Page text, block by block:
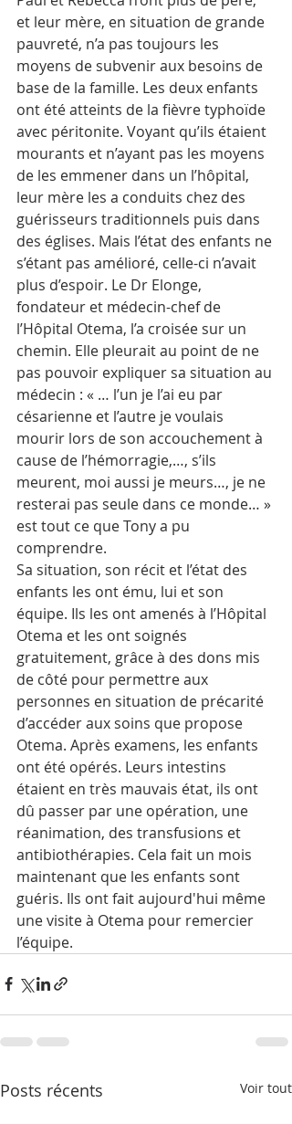
et leur mère, en situation de grande
pauvreté, n’a pas toujours les
moyens de subvenir aux besoins de
base de la famille. Les deux enfants
ont été atteints de la fièvre typhoïde
avec péritonite. Voyant qu’ils étaient
mourants et n’ayant pas les moyens
de les emmener dans un l’hôpital,
leur mère les a conduits chez des
guérisseurs traditionnels puis dans
des églises. Mais l’état des enfants ne
s’étant pas amélioré, celle-ci n’avait
plus d’espoir. Le Dr Elonge,
fondateur et médecin-chef de
l’Hôpital Otema, l’a croisée sur un
chemin. Elle pleurait au point de ne
pas pouvoir expliquer sa situation au
médecin : « … l’un je l’ai eu par
césarienne et l’autre je voulais
mourir lors de son accouchement à
cause de l’hémorragie,…, s’ils
meurent, moi aussi je meurs…, je ne
resterai pas seule dans ce monde… »
est tout ce que Tony a pu
comprendre.
Sa situation, son récit et l’état des
enfants les ont ému, lui et son
équipe. Ils les ont amenés à l’Hôpital
Otema et les ont soignés
gratuitement, grâce à des dons mis
de côté pour permettre aux
personnes en situation de précarité
d’accéder aux soins que propose
Otema. Après examens, les enfants
ont été opérés. Leurs intestins
étaient en très mauvais état, ils ont
dû passer par une opération, une
réanimation, des transfusions et
antibiothérapies. Cela fait un mois
maintenant que les enfants sont
guéris. Ils ont fait aujourd'hui même
une visite à Otema pour remercier
l’équipe.
Posts récents Voir tout